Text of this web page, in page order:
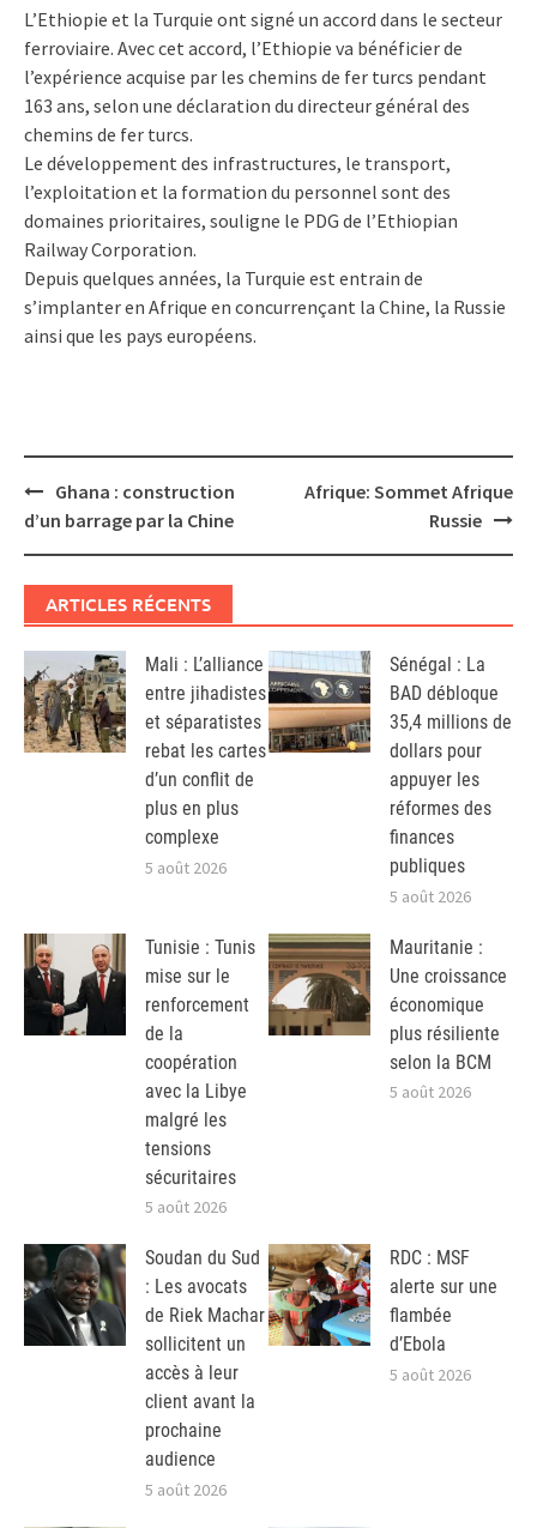
L’Ethiopie et la Turquie ont signé un accord dans le secteur
ferroviaire. Avec cet accord, l’Ethiopie va bénéficier de
l’expérience acquise par les chemins de fer turcs pendant
163 ans, selon une déclaration du directeur général des
chemins de fer turcs.
Le développement des infrastructures, le transport,
l’exploitation et la formation du personnel sont des
domaines prioritaires, souligne le PDG de l’Ethiopian
Railway Corporation.
Depuis quelques années, la Turquie est entrain de
s’implanter en Afrique en concurrençant la Chine, la Russie
ainsi que les pays européens.
Post
navigation
Ghana : construction
d’un barrage par la Chine
Afrique: Sommet Afrique
Russie
ARTICLES RÉCENTS
Mali : L’alliance
entre jihadistes
et séparatistes
rebat les cartes
d’un conflit de
plus en plus
complexe
5 août 2026
Sénégal : La
BAD débloque
35,4 millions de
dollars pour
appuyer les
réformes des
finances
publiques
5 août 2026
Tunisie : Tunis
mise sur le
renforcement
de la
coopération
avec la Libye
malgré les
tensions
sécuritaires
5 août 2026
Mauritanie :
Une croissance
économique
plus résiliente
selon la BCM
5 août 2026
Soudan du Sud
: Les avocats
de Riek Machar
sollicitent un
accès à leur
client avant la
prochaine
audience
5 août 2026
RDC : MSF
alerte sur une
flambée
d’Ebola
5 août 2026